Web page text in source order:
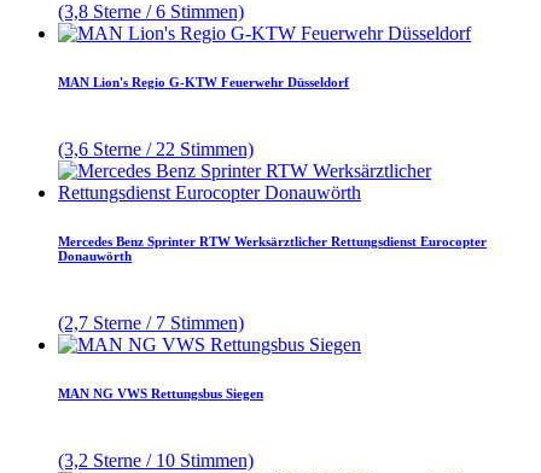
(3,8 Sterne / 6 Stimmen)
MAN Lion's Regio G-KTW Feuerwehr Düsseldorf
(3,6 Sterne / 22 Stimmen)
Mercedes Benz Sprinter RTW Werksärztlicher Rettungsdienst Eurocopter
Donauwörth
(2,7 Sterne / 7 Stimmen)
MAN NG VWS Rettungsbus Siegen
(3,2 Sterne / 10 Stimmen)